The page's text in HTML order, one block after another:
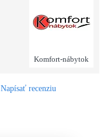
Komfort-nábytok
Napísať recenziu